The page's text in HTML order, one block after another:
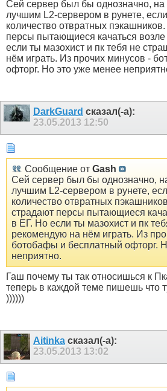
Сей сервер был бы однозначно,
лучшим L2-сервером в рунете,
количество отвратных
персы пытающиеся качаться
если ты мазохист и пк тебя не
нём играть. Из прочих минусов -
офторг. Но это уже менее
DarkGuard сказал(-а):
23.05.2013 12:50
Сообщение от Gash
Сей сервер был бы однозначно,
лучшим L2-сервером в рунете,
количество отвратных
страдают персы пытающиеся
в ЕГ. Но если ты мазохист и пк
рекомендую на нём играть. Из
ботобафы и бесплатный офторг.
неприятно.
Гаш почему ты так относишься к
теперь в каждой теме пишешь что
))))))
Aitinka сказал(-а):
23.05.2013 13:02